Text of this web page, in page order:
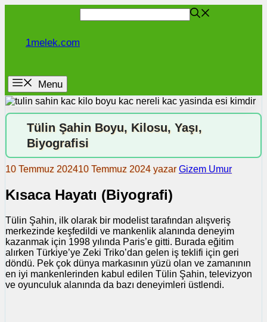
1melek.com
Menu
Tülin Şahin Boyu, Kilosu, Yaşı,
Biyografisi
10 Temmuz 202410 Temmuz 2024 yazarGizem Umur
Kısaca Hayatı (Biyografi)
Tülin Şahin, ilk olarak bir modelist tarafından alışveriş
merkezinde keşfedildi ve mankenlik alanında deneyim
kazanmak için 1998 yılında Paris’e gitti. Burada eğitim
alırken Türkiye’ye Zeki Triko’dan gelen iş teklifi için geri
döndü. Pek çok dünya markasının yüzü olan ve zamanının
en iyi mankenlerinden kabul edilen Tülin Şahin, televizyon
ve oyunculuk alanında da bazı deneyimleri üstlendi.